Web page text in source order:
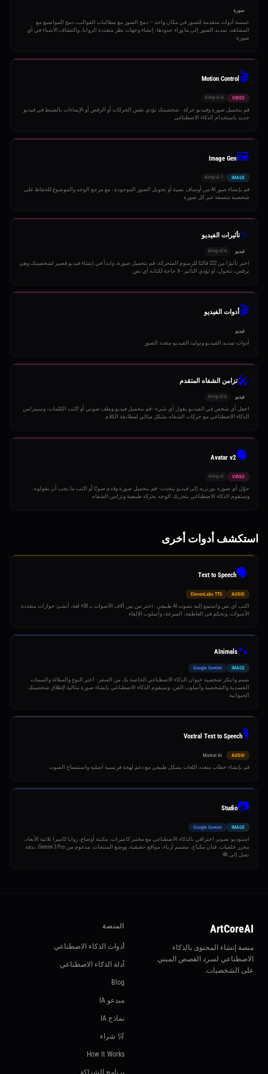
صورة
خمسة أدوات متقدمة للصور في مكان واحد — دمج الصور مع مطالبات القوالب، دمج المواضيع مع
المشاهد، تمديد الصور إلى ما وراء حدودها، إنشاء وجهات نظر متعددة الزوايا، واكتشاف الأشياء في أي
صورة
🎬
Motion Control
VIDEO
kling-v2-6
قم بتحميل صورة وفيديو حركة - شخصيتك تؤدي نفس الحركات أو الرقص أو الإيماءات بالضبط في فيديو
جديد باستخدام الذكاء الاصطناعي
🖼️
Image Gen
IMAGE
kling-v2-1
قم بإنشاء صور AI من أوصاف نصية أو تحويل الصور الموجودة - مع مرجع الوجه والموضوع للحفاظ على
شخصية متسقة عبر كل صورة
✨تأثيرات الفيديو
فيديو kling-v2-6
اختر تأثيرًا من 222 قالبًا للرسوم المتحركة، قم بتحميل صورة، وابدأ في إنشاء فيديو قصير لشخصيتك وهي
ترقص، تتحول، أو تؤدي التأثير - لا حاجة لكتابة أي نص
🎬أدوات الفيديو
فيديو
أدوات تمديد الفيديو وتوليد الفيديو متعدد الصور
🎤تزامن الشفاه المتقدم
فيديو kling-v2-6
اجعل أي شخص في الفيديو يقول أي شيء - قم بتحميل فيديو وملف صوتي أو اكتب الكلمات، وسيتزامن
الذكاء الاصطناعي مع حركات الشفاه بشكل مثالي لمطابقة الكلام
🗣️
Avatar v2
VIDEO
kling-v2
حوّل أي صورة بورتريه إلى فيديو يتحدث - قم بتحميل صورة وقدم صوتًا أو اكتب ما يجب أن يقولوه،
وستقوم الذكاء الاصطناعي بتحريك الوجه بحركة طبيعية وتزامن الشفاه
استكشف أدوات أخرى
🗣️
Text to Speech
AUDIO
ElevenLabs TTS
اكتب أي نص واستمع إليه بصوت AI طبيعي - اختر من بين آلاف الأصوات بـ 30+ لغة، أنشئ حوارات متعددة
الأصوات، وتحكم في العاطفة، السرعة، وأسلوب الإلقاء
🐾
AInimals
IMAGE
Google Gemini
صمم وابتكر شخصية حيوان الذكاء الاصطناعي الخاصة بك من الصفر - اختر النوع والسلالة والسمات
الجسدية والشخصية وأسلوب الفن، وسيقوم الذكاء الاصطناعي بإنشاء صورة مثالية لإطلاق شخصيتك
الحيوانية
🎙️
Voxtral Text to Speech
AUDIO
Mistral AI
قم بإنشاء خطاب متعدد اللغات بشكل طبيعي مع دعم لهجة فرنسية أصلية واستنساخ الصوت
📷
Studio
IMAGE
Google Gemini
استوديو تصوير احترافي بالذكاء الاصطناعي مع مختبر كاميرات، مكتبة أوضاع، زوايا كاميرا ثلاثية الأبعاد،
محرر خلفيات، فنان مكياج، مصمم أزياء، مواقع حقيقية، ووضع المنتجات. مدعوم من Gemini 3 Pro، بدقة
تصل إلى 4K.
ArtCoreAI
منصة إنشاء المحتوى بالذكاء
الاصطناعي لسرد القصص المبني
على الشخصيات.
المنصة
أدوات الذكاء الاصطناعي
أدلة الذكاء الاصطناعي
Blog
مبدعو IA
نماذج IA
🛒 شراء
How It Works
برنامج الشراكة